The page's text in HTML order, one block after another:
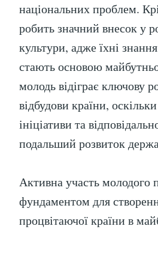
національних проблем.
робить значний внесок у
культури, адже їхні
стають основою
молодь відіграє ключову
відбудови країни, оскільки
ініціативи та
подальший розвиток
Активна участь молодого
фундаментом для
процвітаючої країни в